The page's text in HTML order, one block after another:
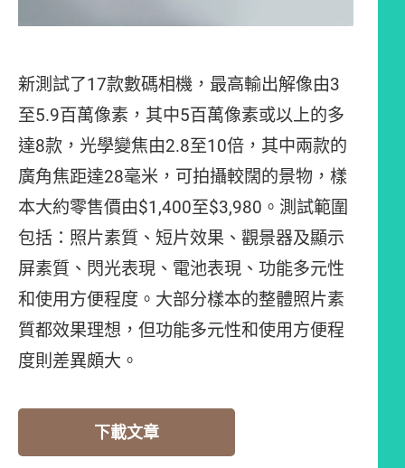
新測試了17款數碼相機，最高輸出解像由3
至5.9百萬像素，其中5百萬像素或以上的多
達8款，光學變焦由2.8至10倍，其中兩款的
廣角焦距達28毫米，可拍攝較闊的景物，樣
本大約零售價由$1,400至$3,980。測試範圍
包括：照片素質、短片效果、觀景器及顯示
屏素質、閃光表現、電池表現、功能多元性
和使用方便程度。大部分樣本的整體照片素
質都效果理想，但功能多元性和使用方便程
度則差異頗大。
下載文章